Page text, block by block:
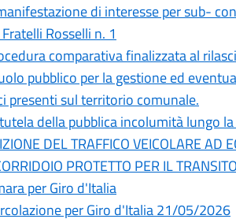
di interesse per sub-
Rosselli n. 1
comparativa finalizzata al
pubblico per la gestione ed
presenti sul territorio comunale.
della pubblica incolumità lungo
DEL TRAFFICO VEICOLARE AD
PROTETTO PER IL
per Giro d'Italia
per Giro d'Italia 21/05/2026